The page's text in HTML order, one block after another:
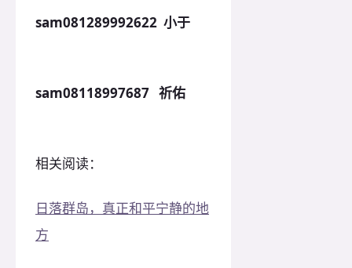
sam081289992622 小于
sam08118997687 祈佑
相关阅读：
日落群岛，真正和平宁静的地
方